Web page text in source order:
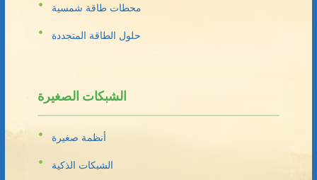
محطات طاقة شمسية
حلول الطاقة المتجددة
الشبكات الصغيرة
أنظمة صغيرة
الشبكات الذكية